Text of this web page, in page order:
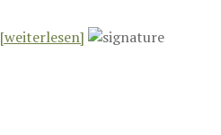
[weiterlesen]